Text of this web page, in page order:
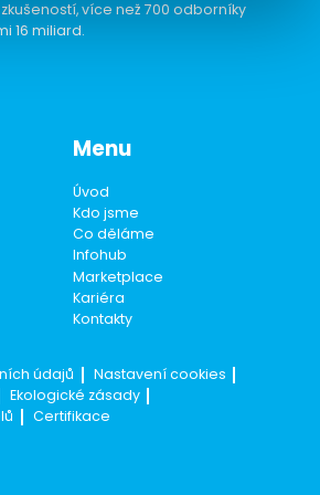
více než 700 odborníky
16 miliard.
Menu
Úvod
Kdo jsme
Co děláme
Infohub
Marketplace
Kariéra
Kontakty
údajů
Nastavení cookies
Ekologické zásady
Certifikace